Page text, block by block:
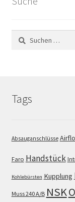
Suchen
nach:
Tags
Absauganschlüsse
Faro Handstück
Kohlebürsten Kupplung
Muss 240 A/B NSK